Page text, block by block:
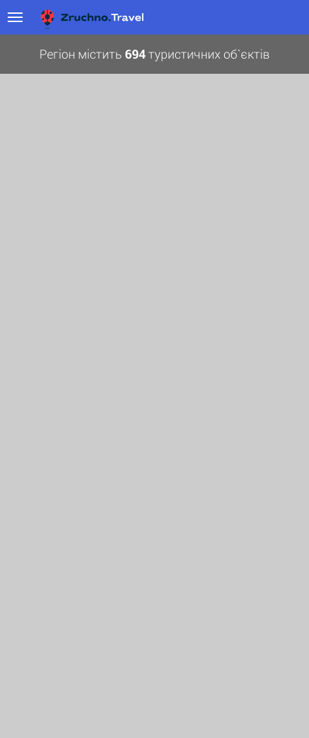
Регіон містить 694туристичних об`єктів